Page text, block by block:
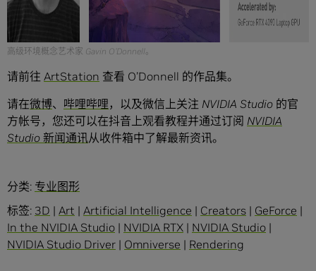
高级环境概念艺术家 Gavin O’Donnell。
请前往 ArtStation 查看 O’Donnell 的作品集。
请在微博、 哔哩哔哩，以及微信上关注 NVIDIA Studio 的官
方帐号，您还可以在抖音上观看教程并通过订阅 NVIDIA
Studio 新闻通讯从收件箱中了解最新资讯。
分类: 专业图形
标签: 3D | Art | Artificial Intelligence | Creators | GeForce |
In the NVIDIA Studio | NVIDIA RTX | NVIDIA Studio |
NVIDIA Studio Driver | Omniverse | Rendering